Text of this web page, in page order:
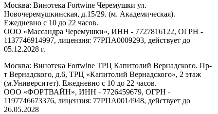
Москва: Винотека Fortwine Черемушки ул.
Новочеремушкинская, д.15/29. (м. Академическая).
Ежедневно с 10 до 22 часов.
ООО «Массандра Черемушки», ИНН - 7727816122, ОГРН -
1137746914997, лицензия: 77РПА0009293, действует до
05.12.2028 г.
Москва: Винотека Fortwine ТРЦ Капитолий Вернадского. Пр-
т Вернадского, д.6, ТРЦ «Капитолий Вернадского», 2 этаж
(м.Университет). Ежедневно с 10 до 22 часов.
ООО «ФОРТВАЙН», ИНН - 7726459679, ОГРН -
1197746673376, лицензия: 77РПА0014948, действует до
26.05.2028